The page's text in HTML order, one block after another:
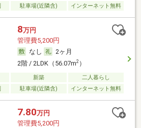
駐車場(近隣含) インターネット無料
8万円
管理費5,200円
なし
2ヶ月
2階 / 2LDK（56.07m2）
新築
二人暮らし
駐車場(近隣含) インターネット無料
7.80万円
管理費5,200円